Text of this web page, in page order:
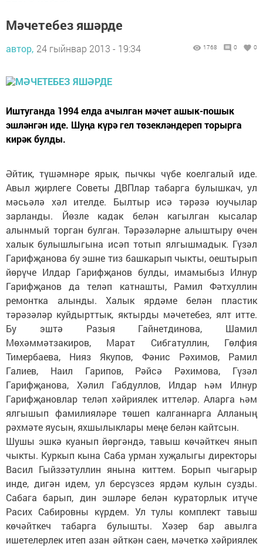
Мәчетебез яшәрде
автор, 24 гыйнвар 2013 - 19:34 1768 0 0
Иштуганда 1994 елда ачылган мәчет ашык-пошык
эшләнгән иде. Шуңа күрә гел төзекләндереп торырга
кирәк булды.
Әйтик, түшәмнәре ярык, пычкы чүбе коелгалый иде.
Авыл җирлеге Советы ДВПлар табарга булышкач, ул
мәсьәлә хәл ителде. Былтыр исә тәрәзә юучылар
зарланды. Йөзле кадак белән кагылган кысалар
алынмый торган булган. Тәрәзәләрне алыштыру өчен
халык булышлыгына исәп тотып ялгышмадык. Гүзәл
Гарифҗанова бу эшне тиз башкарып чыкты, оештырып
йөрүче Илдар Гарифҗанов булды, имамыбыз Илнур
Гарифҗанов да теләп катнашты, Рамил Фәтхуллин
ремонтка алынды. Халык ярдәме белән пластик
тәрәзәләр куйдырттык, яктырды мәчетебез, ялт итте.
Бу эштә Разыя Гайнетдинова, Шамил
Мөхәммәтзакиров, Марат Сибгатуллин, Гөлфия
Тимербаева, Нияз Якупов, Фәнис Рәхимов, Рамил
Галиев, Наил Гарипов, Рәйсә Рәхимова, Гүзәл
Гарифҗанова, Хәлил Габдуллов, Илдар һәм Илнур
Гарифҗановлар теләп хәйриялек иттеләр. Аларга һәм
ялгышып фамилияләре төшеп калганнарга Алланың
рәхмәте яусын, яхшылыклары меңе белән кайтсын.
Шушы эшкә куанып йөргәндә, тавыш көчәйткеч янып
чыкты. Куркып кына Саба урман хуҗалыгы директоры
Васил Гыйззәтуллин янына киттем. Борып чыгарыр
инде, дигән идем, ул берсүзсез ярдәм кулын сузды.
Сабага барып, дин эшләре белән кураторлык итүче
Расих Сабировны күрдем. Ул тулы комплект тавыш
көчәйткеч табарга булышты. Хәзер бар авылга
ишетелерлек итеп азан әйткән саен, мәчеткә хәйриялек